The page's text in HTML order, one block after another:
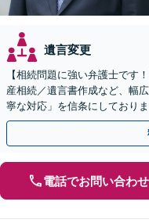
遺言変更
【相続問題に強い弁護士です
産相続／遺言書作成など、幅
寧な対応」を信条にしており
のため全力を尽くします。お
電話でお問い合わせ